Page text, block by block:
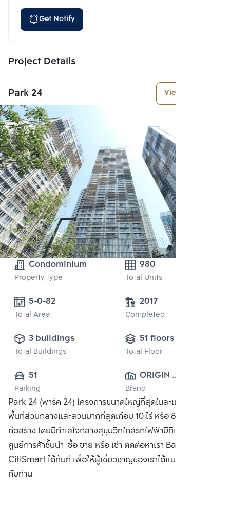
Get Notify
Project Details
Park 24 View More
Condominium
Property type
980
Total Units
Total Area
2017
Completed
3 buildings
Total Buildings
51 floors
Total Floor
51
Parking
ORIGIN
PROPERTY
PUBLIC CO.,
LTD.
Brand
Park 24 (พาร์ค 24) โครงการขนาดใหญ่ที่สุดในละแวกเดียวกัน มี
พื้นที่ส่วนกลางและสวนมากที่สุดเกือบ 10 ไร่ หรือ 80% ของพื้นที่
ก่อสร้าง โดยมีทำเลใจกลางสุขุมวิทใกล้รถไฟฟ้าบีทีเอสและ
ศูนย์การค้าชั้นนำ ซื้อ ขาย หรือ เช่า ติดต่อหาเรา Bangkok
CitiSmart ได้ทันที เพื่อให้ผู้เชี่ยวชาญของเราได้แนะนำคอนโดให้
กับท่าน